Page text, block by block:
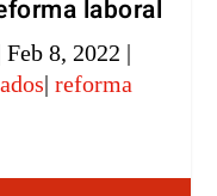
laboral
Feb 8, 2022 |
| reforma